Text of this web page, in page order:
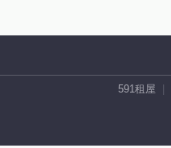
591租屋